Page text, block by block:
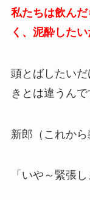
私たちは飲ん
く、泥酔した
頭とばしたい
きとは違うんで
新郎（これか
「いや～緊張し